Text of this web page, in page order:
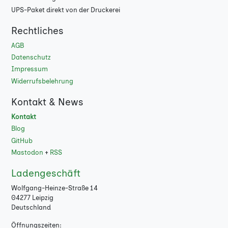
UPS-Paket direkt von der Druckerei
Rechtliches
AGB
Datenschutz
Impressum
Widerrufsbelehrung
Kontakt & News
Kontakt
Blog
GitHub
Mastodon + RSS
Ladengeschäft
Wolfgang-Heinze-Straße 14
04277 Leipzig
Deutschland
Öffnungszeiten: